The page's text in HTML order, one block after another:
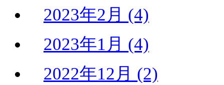
2023年2月 (4)
2023年1月 (4)
2022年12月 (2)